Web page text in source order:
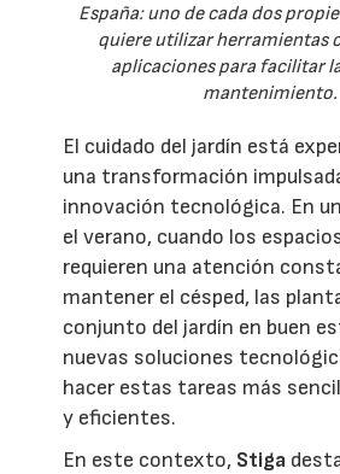
España: uno de cada dos
quiere utilizar herramientas
aplicaciones para facilitar
mantenimiento.
El cuidado del jardín está
una transformación
innovación tecnológica. En
el verano, cuando los
requieren una atención
mantener el césped, las
conjunto del jardín en buen
nuevas soluciones
hacer estas tareas más
y eficientes.
En este contexto, Stiga